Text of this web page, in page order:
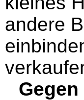
andere